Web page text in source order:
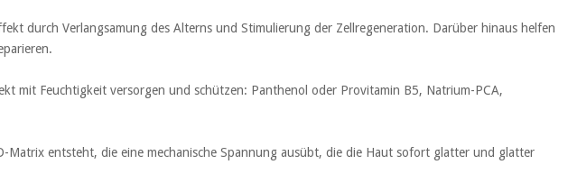
durch Verlangsamung des Alterns und Stimulierung der Zellregeneration. Darüber hinaus helfen
mit Feuchtigkeit versorgen und schützen: Panthenol oder Provitamin B5, Natrium-PCA,
Matrix entsteht, die eine mechanische Spannung ausübt, die die Haut sofort glatter und glatter